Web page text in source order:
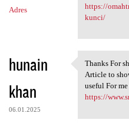
Adres
https://
kunci/
hunain
khan
06.01.2025
Thanks
Thanks For
Article to
useful For
https://